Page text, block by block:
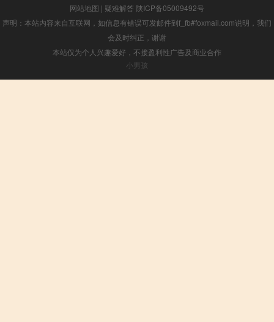
网站地图 | 疑难解答 陕ICP备05009492号
声明：本站内容来自互联网，如信息有错误可发邮件到f_fb#foxmail.com说明，我们
会及时纠正，谢谢
本站仅为个人兴趣爱好，不接盈利性广告及商业合作
小男孩